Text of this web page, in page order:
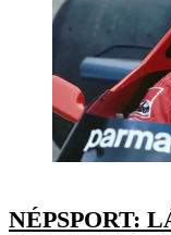
NÉPSPORT: